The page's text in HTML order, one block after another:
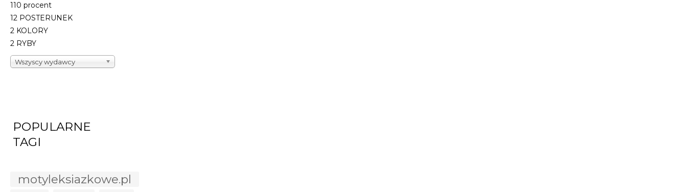
110 procent
12 POSTERUNEK
2 KOLORY
2 RYBY
Wszyscy wydawcy
POPULARNE
TAGI
motyleksiazkowe.pl